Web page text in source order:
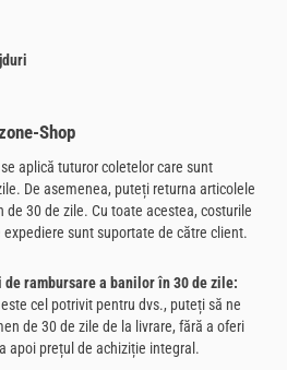
Shop
aplică tuturor coletelor care sunt
De asemenea, puteți returna articolele
30 de zile. Cu toate acestea, costurile
sunt suportate de către client.
rambursare a banilor în 30 de zile:
cel potrivit pentru dvs., puteți să ne
de 30 de zile de la livrare, fără a oferi
apoi prețul de achiziție integral.